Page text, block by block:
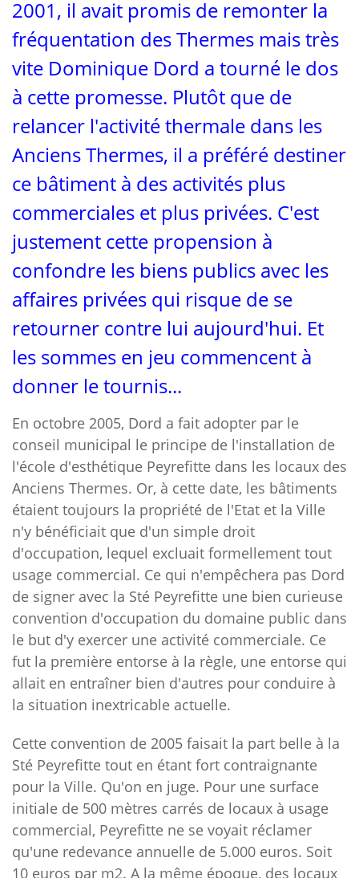
2001, il avait promis de remonter la
fréquentation des Thermes mais très
vite Dominique Dord a tourné le dos
à cette promesse. Plutôt que de
relancer l'activité thermale dans les
Anciens Thermes, il a préféré destiner
ce bâtiment à des activités plus
commerciales et plus privées. C'est
justement cette propension à
confondre les biens publics avec les
affaires privées qui risque de se
retourner contre lui aujourd'hui. Et
les sommes en jeu commencent à
donner le tournis...
En octobre 2005, Dord a fait adopter par le
conseil municipal le principe de l'installation de
l'école d'esthétique Peyrefitte dans les locaux des
Anciens Thermes. Or, à cette date, les bâtiments
étaient toujours la propriété de l'Etat et la Ville
n'y bénéficiait que d'un simple droit
d'occupation, lequel excluait formellement tout
usage commercial. Ce qui n'empêchera pas Dord
de signer avec la Sté Peyrefitte une bien curieuse
convention d'occupation du domaine public dans
le but d'y exercer une activité commerciale. Ce
fut la première entorse à la règle, une entorse qui
allait en entraîner bien d'autres pour conduire à
la situation inextricable actuelle.
Cette convention de 2005 faisait la part belle à la
Sté Peyrefitte tout en étant fort contraignante
pour la Ville. Qu'on en juge. Pour une surface
initiale de 500 mètres carrés de locaux à usage
commercial, Peyrefitte ne se voyait réclamer
qu'une redevance annuelle de 5.000 euros. Soit
10 euros par m2. A la même époque, des locaux